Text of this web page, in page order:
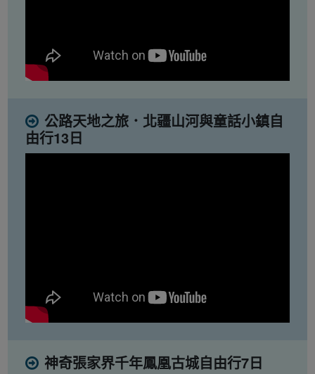
公路天地之旅．北疆山河與童話小鎮自
由行13日
神奇張家界千年鳳凰古城自由行7日